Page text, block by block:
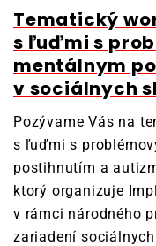
Tematický
s ľuďmi s
mentálnym
v sociálnych
Pozývame Vás na
s ľuďmi s
postihnutím a
ktorý organizuje
v rámci národného
zariadení